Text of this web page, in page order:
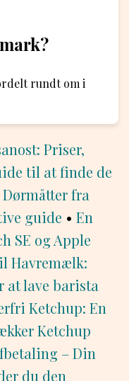
rundt om i
Priser,
til at finde de
Dørmåtter fra
guide • En
SE og Apple
Havremælk:
at lave barista
Ketchup: En
Ketchup
– Din
du den